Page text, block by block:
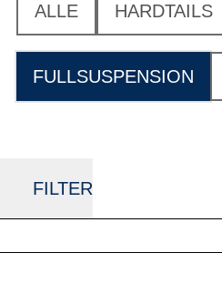
ALLE HARDTAILS
FULLSUSPENSION
FILTER